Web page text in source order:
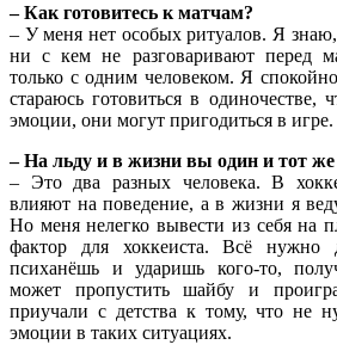
– Как готовитесь к матчам?
– У меня нет особых ритуалов. Я
ни с кем не разговаривают перед
только с одним человеком. Я
стараюсь готовиться в одиночестве,
эмоции, они могут пригодиться в игре.
– На льду и в жизни вы один и тот же
– Это два разных человека. В
влияют на поведение, а в жизни я
Но меня нелегко вывести из себя на
фактор для хоккеиста. Всё нужно
психанёшь и ударишь кого-то,
может пропустить шайбу и
приучали с детства к тому, что не
эмоции в таких ситуациях.